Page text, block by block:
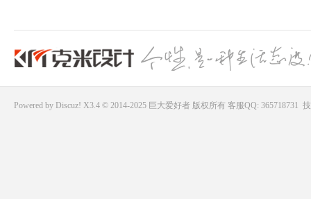
Powered by Discuz! X3.4 © 2014-2025 巨大爱好者版权所有 客服QQ: 365718731